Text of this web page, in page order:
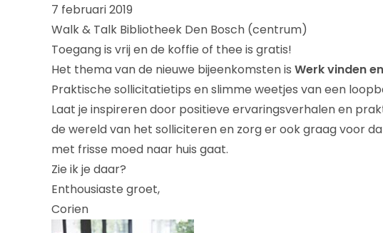
7 februari 2019
Walk & Talk Bibliotheek Den Bosch (centrum)
Toegang is vrij en de koffie of thee is gratis!
Het thema van de nieuwe bijeenkomsten is Werk vinden
Praktische sollicitatietips en slimme weetjes van een
Laat je inspireren door positieve ervaringsverhalen en
de wereld van het solliciteren en zorg er ook graag voor
met frisse moed naar huis gaat.
Zie ik je daar?
Enthousiaste groet,
Corien